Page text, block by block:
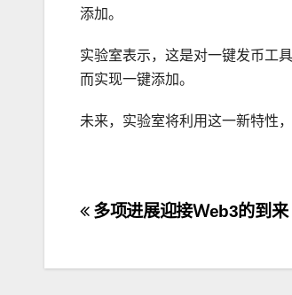
添加。
实验室表示，这是对一键发币工
而实现一键添加。
未来，实验室将利用这一新特性
文
导
多项进展迎接Ｗeb3的到来